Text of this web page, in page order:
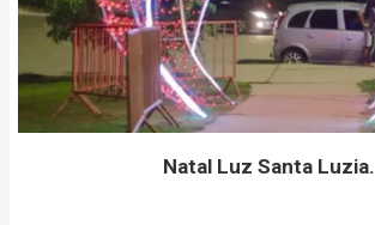
Natal Luz Santa Luzia.